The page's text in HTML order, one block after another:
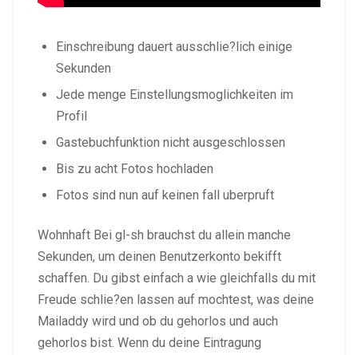
Einschreibung dauert ausschlie?lich einige
Sekunden
Jede menge Einstellungsmoglichkeiten im
Profil
Gastebuchfunktion nicht ausgeschlossen
Bis zu acht Fotos hochladen
Fotos sind nun auf keinen fall uberpruft
Wohnhaft Bei gl-sh brauchst du allein manche
Sekunden, um deinen Benutzerkonto bekifft
schaffen. Du gibst einfach a wie gleichfalls du mit
Freude schlie?en lassen auf mochtest, was deine
Mailaddy wird und ob du gehorlos und auch
gehorlos bist. Wenn du deine Eintragung